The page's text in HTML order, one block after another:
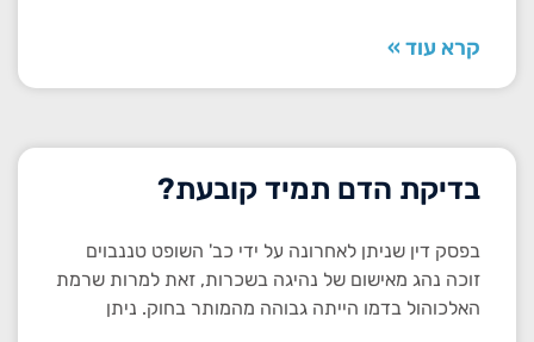
קרא עוד »
בדיקת הדם תמיד קובעת?
בפסק דין שניתן לאחרונה על ידי כב' השופט טננבוים
זוכה נהג מאישום של נהיגה בשכרות, זאת למרות שרמת
האלכוהול בדמו הייתה גבוהה מהמותר בחוק. ניתן